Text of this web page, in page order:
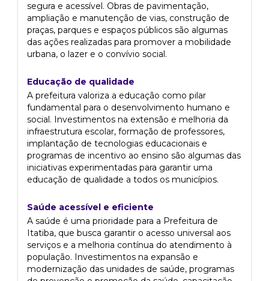
segura e acessível. Obras de pavimentação,
ampliação e manutenção de vias, construção de
praças, parques e espaços públicos são algumas
das ações realizadas para promover a mobilidade
urbana, o lazer e o convívio social.
Educação de qualidade
A prefeitura valoriza a educação como pilar
fundamental para o desenvolvimento humano e
social. Investimentos na extensão e melhoria da
infraestrutura escolar, formação de professores,
implantação de tecnologias educacionais e
programas de incentivo ao ensino são algumas das
iniciativas experimentadas para garantir uma
educação de qualidade a todos os municípios.
Saúde acessível e eficiente
A saúde é uma prioridade para a Prefeitura de
Itatiba, que busca garantir o acesso universal aos
serviços e a melhoria contínua do atendimento à
população. Investimentos na expansão e
modernização das unidades de saúde, programas